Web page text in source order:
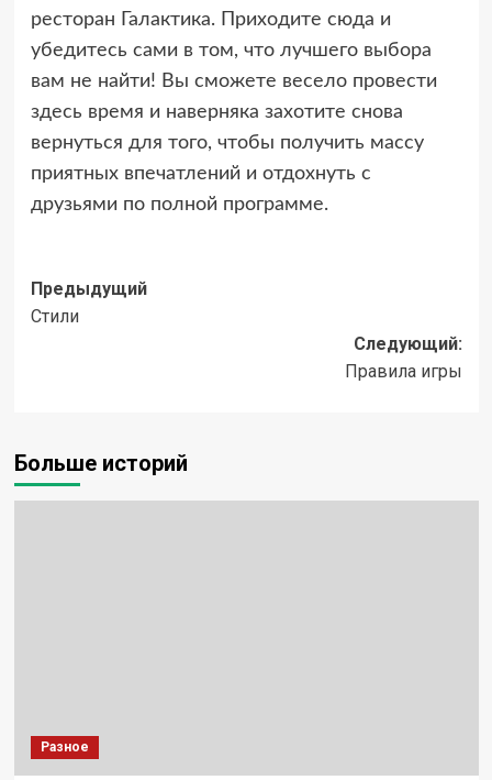
ресторан Галактика. Приходите сюда и
убедитесь сами в том, что лучшего выбора
вам не найти! Вы сможете весело провести
здесь время и наверняка захотите снова
вернуться для того, чтобы получить массу
приятных впечатлений и отдохнуть с
друзьями по полной программе.
Навигация
записи
Предыдущий
Стили
Следующий:
Правила игры
Больше историй
Разное